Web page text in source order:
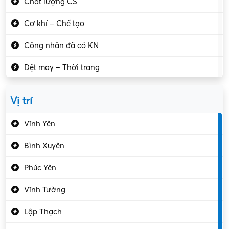
Cơ khí – Chế tạo
Công nhân đã có KN
Dệt may – Thời trang
Vị trí
Vĩnh Yên
Bình Xuyên
Phúc Yên
Vĩnh Tường
Lập Thạch